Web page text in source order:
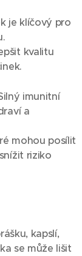
je klíčový pro
kvalitu
imunitní
a
mohou posílit
riziko
kapslí,
se může lišit